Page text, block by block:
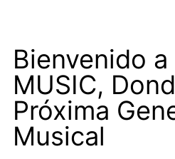
Bienvenido a
MUSIC,
Próxima
Musical